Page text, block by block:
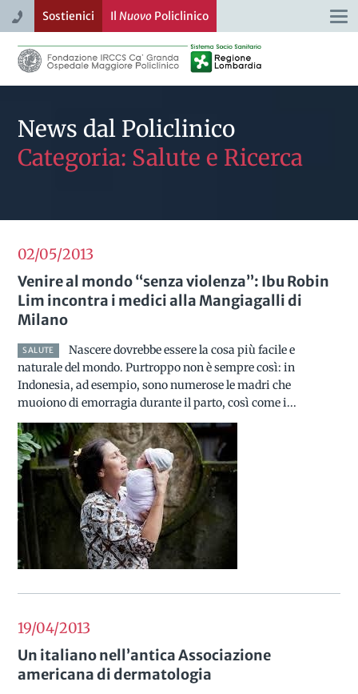
Sostienici Il NuovoPoliclinico
News dal Policlinico
Categoria: Salute e Ricerca
02/052013
Venire al mondo “senza violenza”: Ibu Robin
Lim incontra i medici alla Mangiagalli di
Milano
SALUTE
Nascere dovrebbe essere la cosa più facile e
naturale del mondo. Purtroppo non è sempre così: in
Indonesia, ad esempio, sono numerose le madri che
muoiono di emorragia durante il parto, così come i...
19/042013
Un italiano nell’antica Associazione
americana di dermatologia